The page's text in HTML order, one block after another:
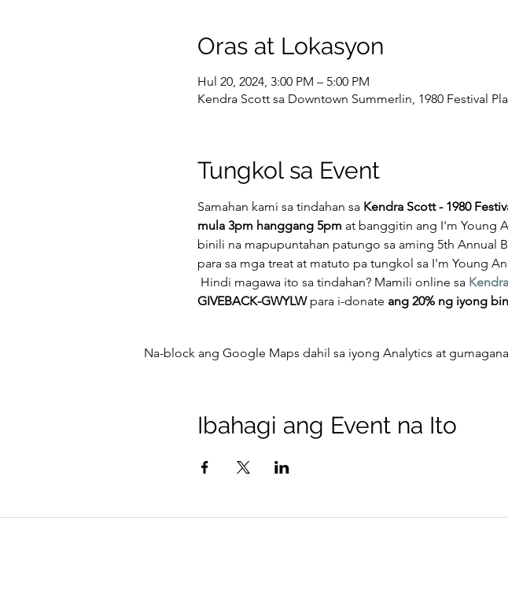
Oras at Lokasyon
Hul 20, 2024, 3:00 PM – 5:00 PM
Kendra Scott sa Downtown Summerlin, 1980 Festival
Tungkol sa Event
Samahan kami sa tindahan sa Kendra Scott - 1980
mula 3pm hanggang 5pm at banggitin ang I'm Young
binili na mapupuntahan patungo sa aming 5th Annual
para sa mga treat at matuto pa tungkol sa I'm Young
Hindi magawa ito sa tindahan? Mamili online sa
GIVEBACK-GWYLW para i-donate ang 20% ng iyong
Na-block ang Google Maps dahil sa iyong Analytics at
Ibahagi ang Event na Ito